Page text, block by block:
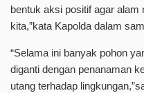
bentuk aksi positif agar
kita,”kata Kapolda dalam
“Selama ini banyak pohon
diganti dengan penanaman
utang terhadap